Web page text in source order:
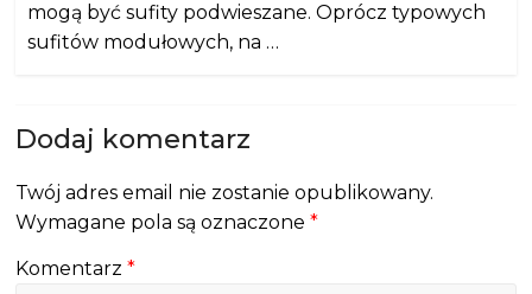
mogą być sufity podwieszane. Oprócz typowych
sufitów modułowych, na …
Dodaj komentarz
Twój adres email nie zostanie opublikowany.
Wymagane pola są oznaczone*
Komentarz*